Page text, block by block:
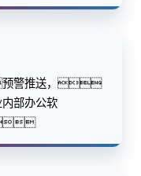
预警推送，
部办公软
